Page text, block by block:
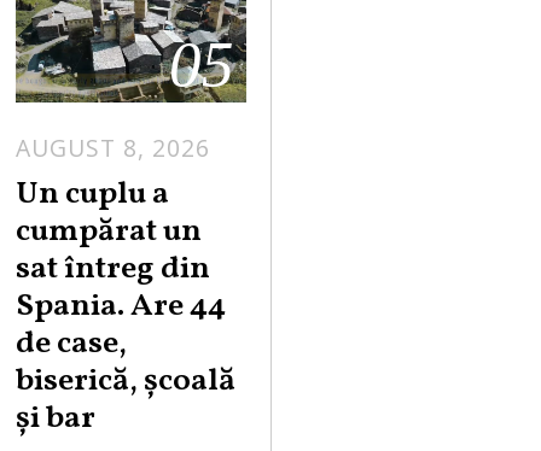
05
AUGUST 8, 2026
Un cuplu a
cumpărat un
sat întreg din
Spania. Are 44
de case,
biserică, școală
și bar